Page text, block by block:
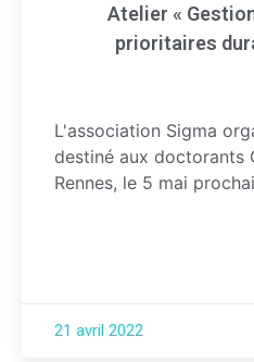
Atelier «
prioritaires
L'association Sigma
destiné aux doctorants
Rennes, le 5 mai
21 avril 2022